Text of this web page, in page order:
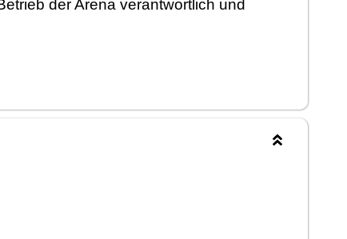
der Arena verantwortlich und